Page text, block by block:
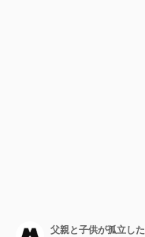
父親と子供が孤立した